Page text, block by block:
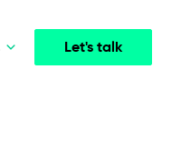
Let's talk